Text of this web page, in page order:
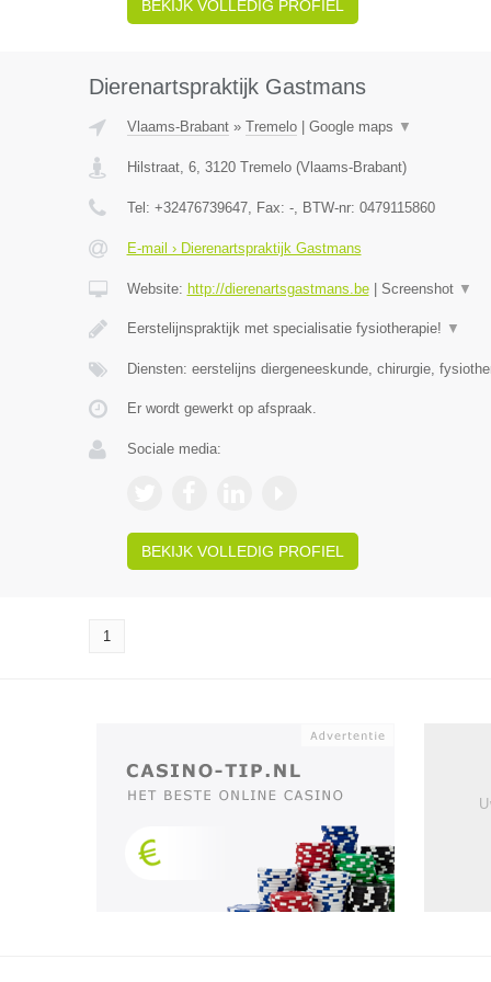
BEKIJK VOLLEDIG PROFIEL
Dierenartspraktijk Gastmans
Vlaams-Brabant» Tremelo| Google maps ▼
Hilstraat, 6, 3120 Tremelo(Vlaams-Brabant)
Tel: +32476739647, Fax: -, BTW-nr: 0479115860
E-mail › Dierenartspraktijk Gastmans
Website: http://dierenartsgastmans.be| Screenshot ▼
Eerstelijnspraktijk met specialisatie fysiotherapie! ▼
Diensten: eerstelijns diergeneeskunde, chirurgie,
Er wordt gewerkt op afspraak.
Sociale media:
BEKIJK VOLLEDIG PROFIEL
1